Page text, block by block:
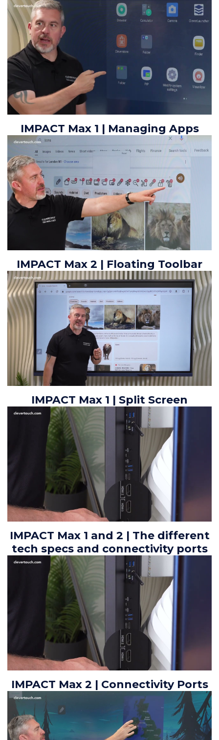
IMPACT Max 1 | Managing Apps
IMPACT Max 2 | Floating Toolbar
IMPACT Max 1 | Split Screen
IMPACT Max 1 and 2 | The different
tech specs and connectivity ports
IMPACT Max 2 | Connectivity Ports